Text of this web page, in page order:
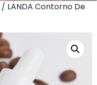
/ LANDA Contorno De